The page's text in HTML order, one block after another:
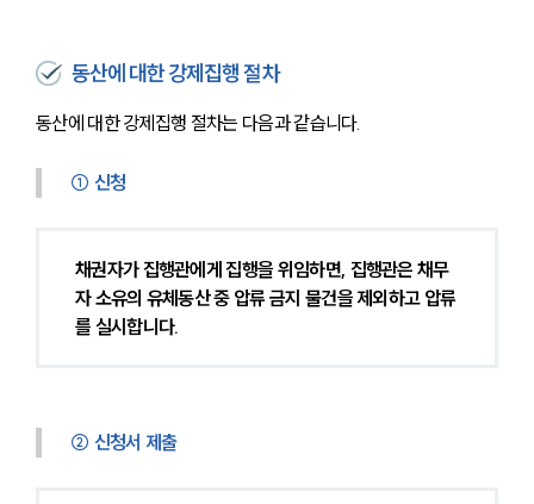
글로벌 파트너 로펌
고객의 소리
통합검색
AI대륜
사례분석/최신동향
법률정보
동산에 대한 강제집행 절차
동산에 대한 강제집행 절차는 다음과 같습니다.
① 신청
채권자가 집행관에게 집행을 위임하면, 집행관은 채무
자 소유의 유체동산 중 압류 금지 물건을 제외하고 압류
를 실시합니다.
② 신청서 제출